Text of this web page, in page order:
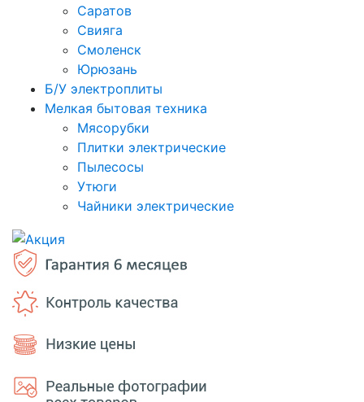
Саратов
Свияга
Смоленск
Юрюзань
Б/У электроплиты
Мелкая бытовая техника
Мясорубки
Плитки электрические
Пылесосы
Утюги
Чайники электрические